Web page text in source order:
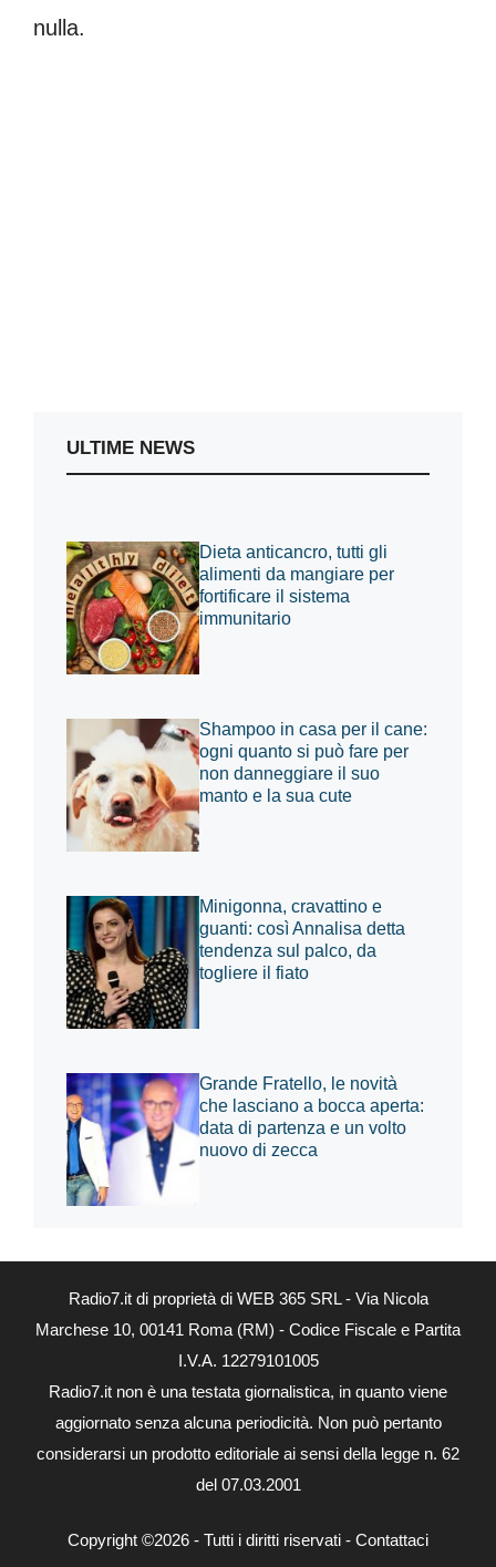
nulla.
ULTIME NEWS
Dieta anticancro, tutti gli
alimenti da mangiare per
fortificare il sistema
immunitario
Shampoo in casa per il cane:
ogni quanto si può fare per
non danneggiare il suo
manto e la sua cute
Minigonna, cravattino e
guanti: così Annalisa detta
tendenza sul palco, da
togliere il fiato
Grande Fratello, le novità
che lasciano a bocca aperta:
data di partenza e un volto
nuovo di zecca
Radio7.it di proprietà di WEB 365 SRL - Via Nicola
Marchese 10, 00141 Roma (RM) - Codice Fiscale e Partita
I.V.A. 12279101005
Radio7.it non è una testata giornalistica, in quanto viene
aggiornato senza alcuna periodicità. Non può pertanto
considerarsi un prodotto editoriale ai sensi della legge n. 62
del 07.03.2001
Copyright ©2026 - Tutti i diritti riservati - Contattaci